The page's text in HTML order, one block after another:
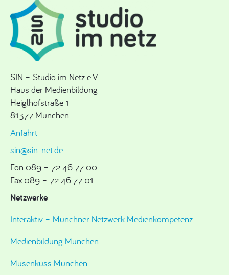
SIN – Studio im Netz e.V.
Haus der Medienbildung
Heiglhofstraße 1
81377 München
Anfahrt
sin@sin-net.de
Fon 089 – 72 46 77 00
Fax 089 – 72 46 77 01
Netzwerke
Interaktiv – Münchner Netzwerk Medienkompetenz
Medienbildung München
Musenkuss München